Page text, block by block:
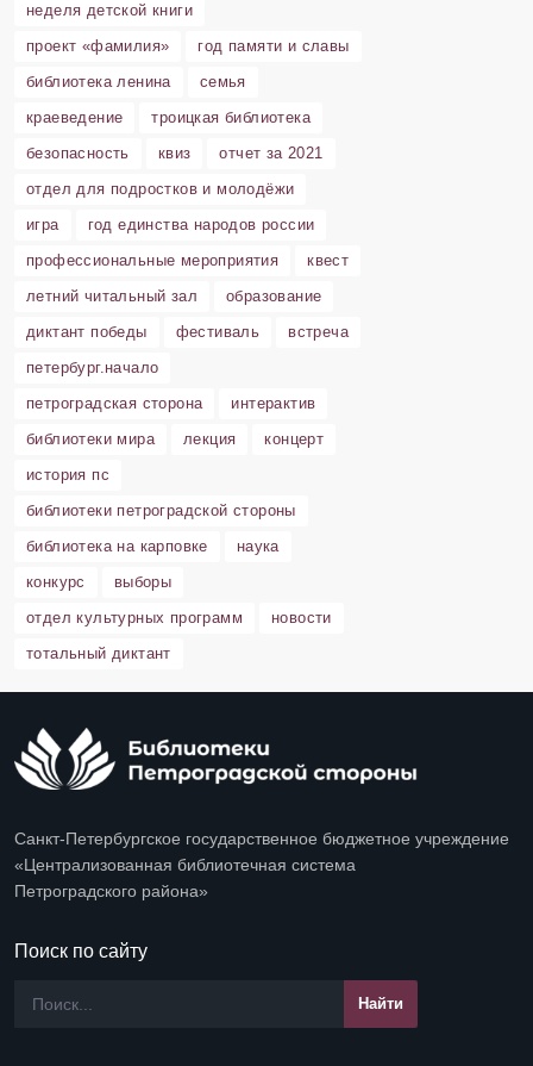
неделя детской книги
проект «фамилия»
год памяти и славы
библиотека ленина
семья
краеведение
троицкая библиотека
безопасность
квиз
отчет за 2021
отдел для подростков и молодёжи
игра
год единства народов россии
профессиональные мероприятия
квест
летний читальный зал
образование
диктант победы
фестиваль
встреча
петербург.начало
петроградская сторона
интерактив
библиотеки мира
лекция
концерт
история пс
библиотеки петроградской стороны
библиотека на карповке
наука
конкурс
выборы
отдел культурных программ
новости
тотальный диктант
Санкт-Петербургское государственное бюджетное учреждение
«Централизованная библиотечная система
Петроградского района»
Поиск по сайту